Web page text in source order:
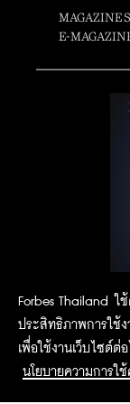
Forbes Thailand ใ
ประสิทธิภาพการใช้
เพื่อใช้งานเว็บไซต์ต่อ
นโยบายความการใ
MAGAZINE
E-
2015